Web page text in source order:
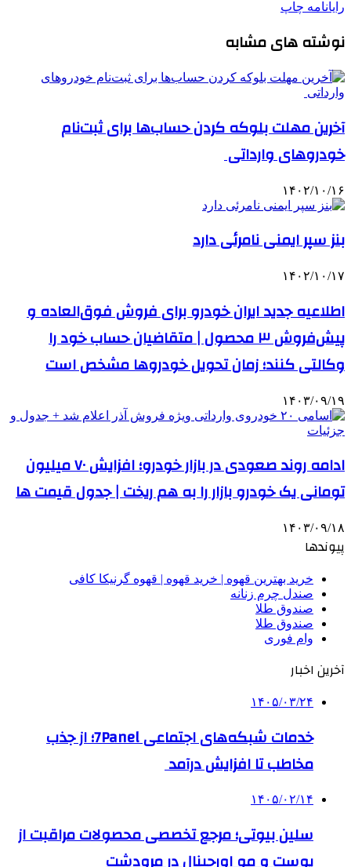
رایانامه چاپ
نوشته های مشابه
آخرین مهلت بلوکه کردن حساب‌ها برای ثبت‌نام
خودروهای وارداتی
۱۴۰۲/۱۰/۱۶
بنز سپر ایمنی نامرئی دارد
۱۴۰۲/۱۰/۱۷
اطلاعیه جدید ایران خودرو برای فروش فوق‌العاده و
پیش‌فروش ۳ محصول | متقاضیان حساب خود را
وکالتی کنند؛ زمان تحویل خودروها مشخص است
۱۴۰۳/۰۹/۱۹
ادامه روند صعودی در بازار خودرو؛ افزایش ۷۰ میلیون
تومانی یک خودرو بازار را به هم ریخت | جدول قیمت ها
۱۴۰۳/۰۹/۱۸
پیوندها
خرید بهترین قهوه | خرید قهوه | قهوه گرنیکا کافی
صندل چرم زنانه
صندوق طلا
صندوق طلا
وام فوری
آخرین اخبار
۱۴۰۵/۰۳/۲۴
خدمات شبکه‌های اجتماعی 7Panel؛ از جذب
مخاطب تا افزایش درآمد
۱۴۰۵/۰۲/۱۴
سلین بیوتی؛ مرجع تخصصی محصولات مراقبت از
پوست و مو اورجینال در مرودشت